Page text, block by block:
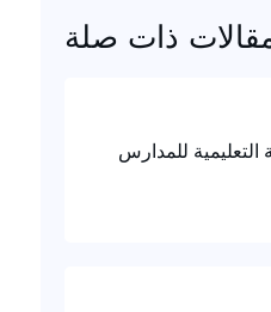
ذات صلة
للمدارس